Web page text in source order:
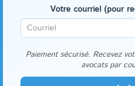
Votre courriel (pour
Paiement sécurisé. Recevez
avocats par